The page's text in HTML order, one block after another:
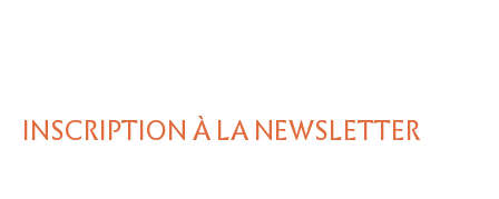
INSCRIPTION À LA NEWSLETTER